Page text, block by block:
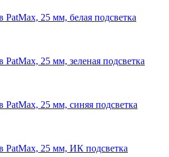
PatMax, 25 мм, белая подсветка
25 мм, зеленая подсветка
PatMax, 25 мм, синяя подсветка
PatMax, 25 мм, ИК подсветка